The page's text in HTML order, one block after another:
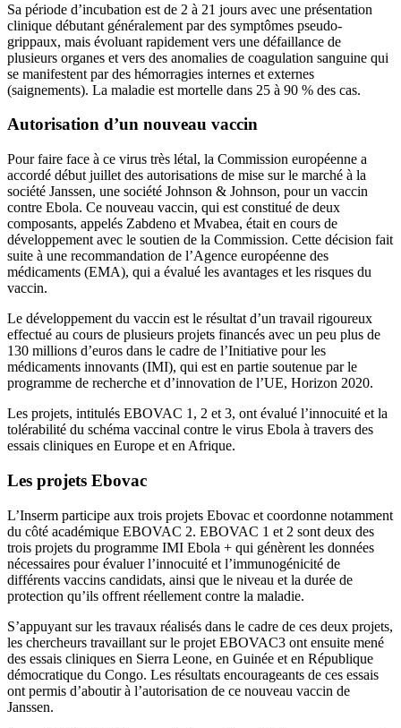
Sa période d’incubation est de 2 à 21 jours avec une présentation
clinique débutant généralement par des symptômes pseudo-
grippaux, mais évoluant rapidement vers une défaillance de
plusieurs organes et vers des anomalies de coagulation sanguine qui
se manifestent par des hémorragies internes et externes
(saignements). La maladie est mortelle dans 25 à 90 % des cas.
Autorisation d’un nouveau vaccin
Pour faire face à ce virus très létal, la Commission européenne a
accordé début juillet des autorisations de mise sur le marché à la
société Janssen, une société Johnson & Johnson, pour un vaccin
contre Ebola. Ce nouveau vaccin, qui est constitué de deux
composants, appelés Zabdeno et Mvabea, était en cours de
développement avec le soutien de la Commission. Cette décision fait
suite à une recommandation de l’Agence européenne des
médicaments (EMA), qui a évalué les avantages et les risques du
vaccin.
Le développement du vaccin est le résultat d’un travail rigoureux
effectué au cours de plusieurs projets financés avec un peu plus de
130 millions d’euros dans le cadre de l’Initiative pour les
médicaments innovants (IMI), qui est en partie soutenue par le
programme de recherche et d’innovation de l’UE, Horizon 2020.
Les projets, intitulés EBOVAC 1, 2 et 3, ont évalué l’innocuité et la
tolérabilité du schéma vaccinal contre le virus Ebola à travers des
essais cliniques en Europe et en Afrique.
Les projets Ebovac
L’Inserm participe aux trois projets Ebovac et coordonne notamment
du côté académique EBOVAC 2. EBOVAC 1 et 2 sont deux des
trois projets du programme IMI Ebola + qui génèrent les données
nécessaires pour évaluer l’innocuité et l’immunogénicité de
différents vaccins candidats, ainsi que le niveau et la durée de
protection qu’ils offrent réellement contre la maladie.
S’appuyant sur les travaux réalisés dans le cadre de ces deux projets,
les chercheurs travaillant sur le projet EBOVAC3 ont ensuite mené
des essais cliniques en Sierra Leone, en Guinée et en République
démocratique du Congo. Les résultats encourageants de ces essais
ont permis d’aboutir à l’autorisation de ce nouveau vaccin de
Janssen.